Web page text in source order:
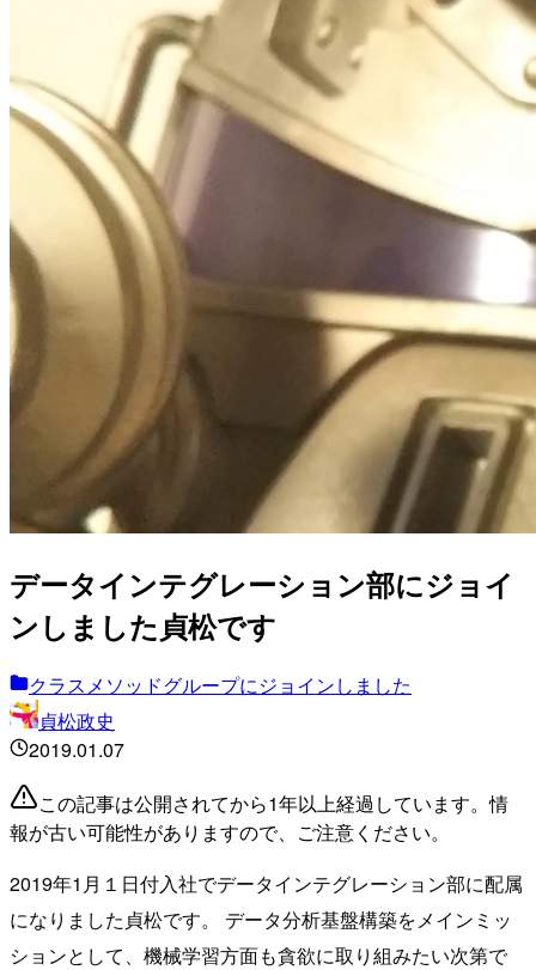
データインテグレーション部にジョイ
ンしました貞松です
クラスメソッドグループにジョインしました
貞松政史
2019.01.07
この記事は公開されてから1年以上経過しています。情
報が古い可能性がありますので、ご注意ください。
2019年1月１日付入社でデータインテグレーション部に配属
になりました貞松です。 データ分析基盤構築をメインミッ
ションとして、機械学習方面も貪欲に取り組みたい次第で